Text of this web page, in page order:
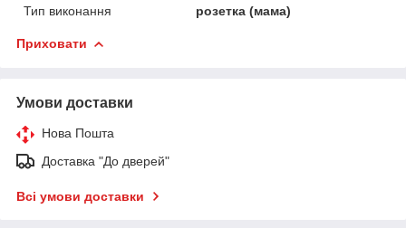
Тип виконання
розетка (мама)
Приховати
Умови доставки
Нова Пошта
Доставка "До дверей"
Всі умови доставки